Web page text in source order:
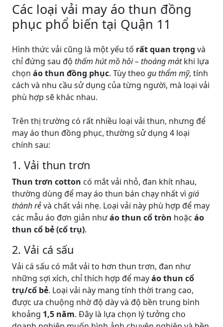
Các loại vải may áo thun đồng
phục phổ biến tại Quận 11
Hình thức vải cũng là một yếu tố rất quan trọng và
chỉ đứng sau độ thấm hút mồ hôi – thoáng mátkhi lựa
chọn áo thun đồng phục. Tùy theo gu thẩm mỹ, tính
cách và nhu cầu sử dụng của từng người, mà loại vải
phù hợp sẽ khác nhau.
Trên thị trường có rất nhiều loại vải thun, nhưng để
may áo thun đồng phục, thường sử dụng 4 loại
chính sau:
1. Vải thun trơn
Thun trơn cotton có mắt vải nhỏ, đan khít nhau,
thường dùng để may áo thun bán chạy nhất vì giá
thành rẻvà chất vải nhẹ. Loại vải này phù hợp để may
các mẫu áo đơn giản nhưáo thun cổ tròn hoặc áo
thun cổ bẻ (cổ trụ).
2. Vải cá sấu
Vải cá sấu có mắt vải to hơn thun trơn, đan như
những sợi xích, chỉ thích hợp để mayáo thun cổ
trụ/cổ bẻ. Loại vải này mang tính thời trang cao,
được ưa chuộng nhờ độ dày và độ bền trung bình
khoảng 1,5 năm. Đây là lựa chọn lý tưởng cho